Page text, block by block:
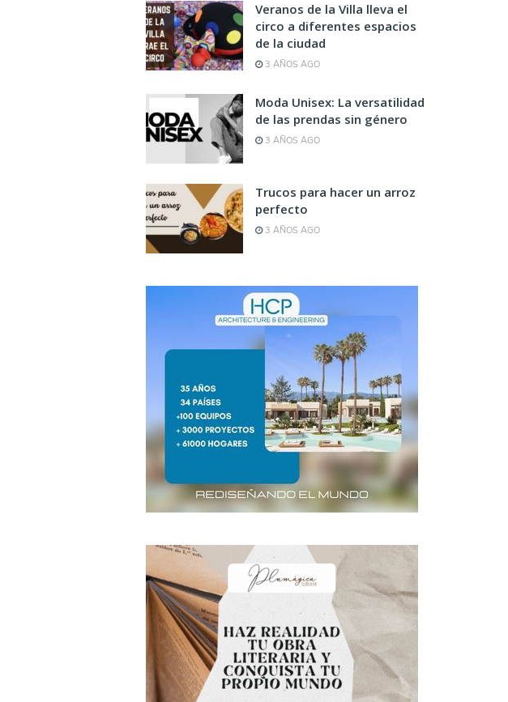
Veranos de la Villa lleva el
circo a diferentes espacios
de la ciudad
3 AÑOS AGO
Moda Unisex: La versatilidad
de las prendas sin género
3 AÑOS AGO
Trucos para hacer un arroz
perfecto
3 AÑOS AGO